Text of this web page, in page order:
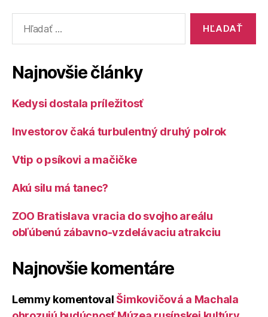
Najnovšie články
Kedysi dostala príležitosť
Investorov čaká turbulentný druhý polrok
Vtip o psíkovi a mačičke
Akú silu má tanec?
ZOO Bratislava vracia do svojho areálu
obľúbenú zábavno-vzdelávaciu atrakciu
Najnovšie komentáre
Lemmy komentoval Šimkovičová a Machala